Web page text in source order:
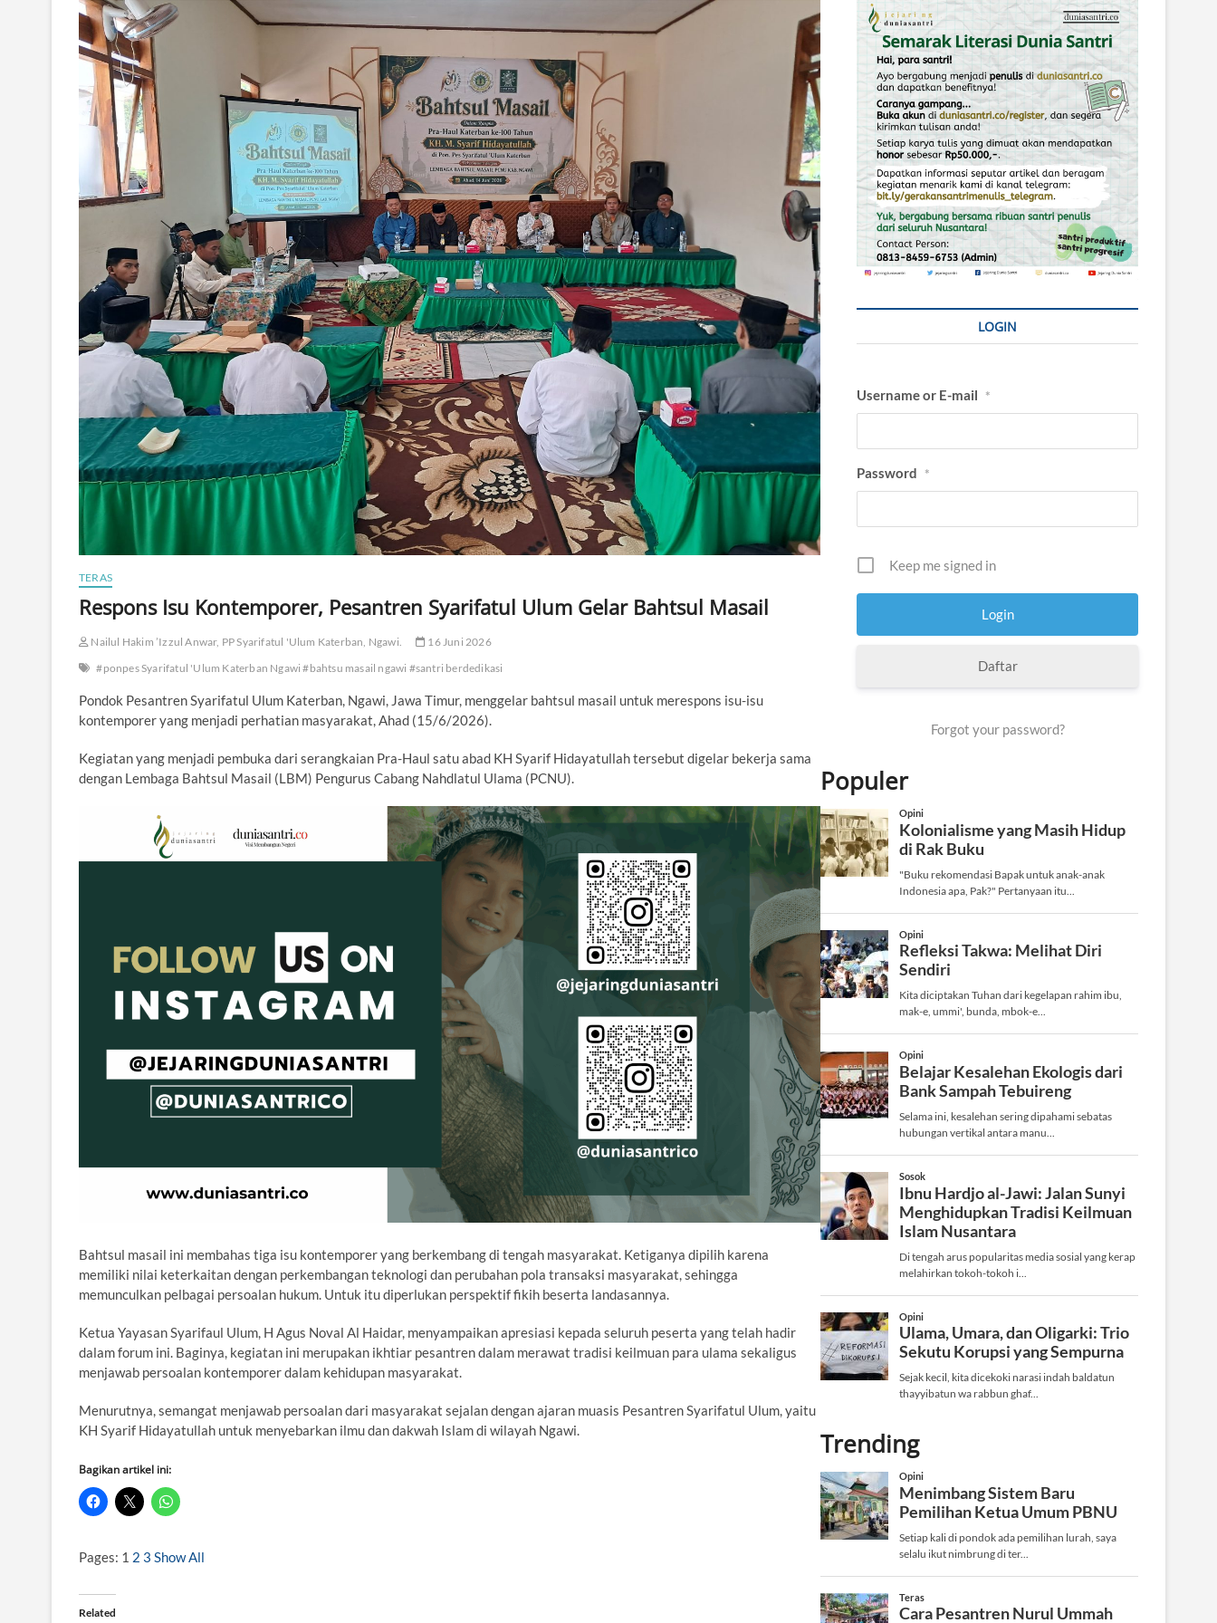
TERAS
Respons Isu Kontemporer, Pesantren Syarifatul Ulum Gelar Bahtsul Masail
Nailul Hakim ’Izzul Anwar, PP Syarifatul 'Ulum Katerban, Ngawi.
16 Juni 2026
#ponpes Syarifatul 'Ulum Katerban Ngawi #bahtsu masail ngawi #santri berdedikasi
Pondok Pesantren Syarifatul Ulum Katerban, Ngawi, Jawa Timur, menggelar bahtsul masail untuk merespons isu-isu
kontemporer yang menjadi perhatian masyarakat, Ahad (15/6/2026).
Kegiatan yang menjadi pembuka dari serangkaian Pra-Haul satu abad KH Syarif Hidayatullah tersebut digelar bekerja sama
dengan Lembaga Bahtsul Masail (LBM) Pengurus Cabang Nahdlatul Ulama (PCNU).
Bahtsul masail ini membahas tiga isu kontemporer yang berkembang di tengah masyarakat. Ketiganya dipilih karena
memiliki nilai keterkaitan dengan perkembangan teknologi dan perubahan pola transaksi masyarakat, sehingga
memunculkan pelbagai persoalan hukum. Untuk itu diperlukan perspektif fikih beserta landasannya.
Ketua Yayasan Syarifaul Ulum, H Agus Noval Al Haidar, menyampaikan apresiasi kepada seluruh peserta yang telah hadir
dalam forum ini. Baginya, kegiatan ini merupakan ikhtiar pesantren dalam merawat tradisi keilmuan para ulama sekaligus
menjawab persoalan kontemporer dalam kehidupan masyarakat.
Menurutnya, semangat menjawab persoalan dari masyarakat sejalan dengan ajaran muasis Pesantren Syarifatul Ulum, yaitu
KH Syarif Hidayatullah untuk menyebarkan ilmu dan dakwah Islam di wilayah Ngawi.
Bagikan artikel ini:
Pages: 1 2 3 Show All
Related
LOGIN
Username or E-mail *
Password *
Keep me signed in
Daftar
Forgot your password?
Populer
Trending